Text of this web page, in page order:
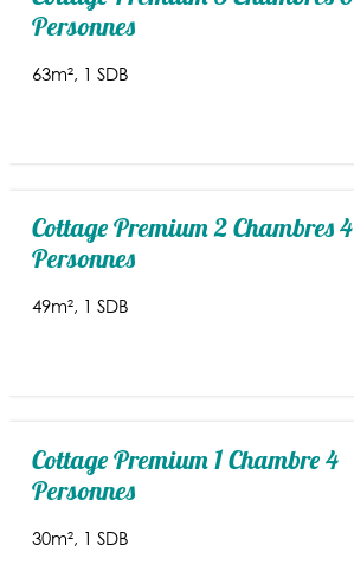
Personnes
63m² 1 SDB
Cottage Premium 2 Chambres 4
Personnes
49m² 1 SDB
Cottage Premium 1 Chambre 4
Personnes
30m² 1 SDB